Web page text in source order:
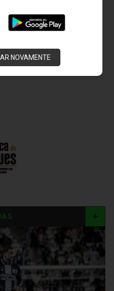
NOVAMENTE